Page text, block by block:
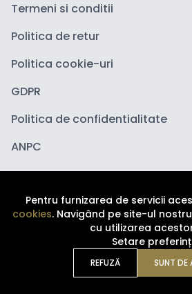
Termeni si conditii
Politica de retur
Politica cookie-uri
GDPR
Politica de confidentialitate
ANPC
Copyright ©2026
drepturile sunt rezervate.
Pentru furnizarea de servicii
cookies. Navigând pe site-ul
cu utilizarea
Setare
REFUZĂ SUNT DE